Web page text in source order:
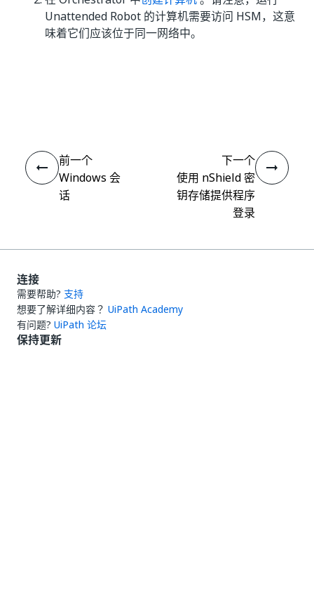
Unattended Robot 的计算机需要访问 HSM，这意
味着它们应该位于同一网络中。
前一个
Windows 会
话
下一个
使用 nShield 密
钥存储提供程序
登录
连接
需要帮助? 支持
想要了解详细内容？ UiPath Academy
有问题? UiPath 论坛
保持更新